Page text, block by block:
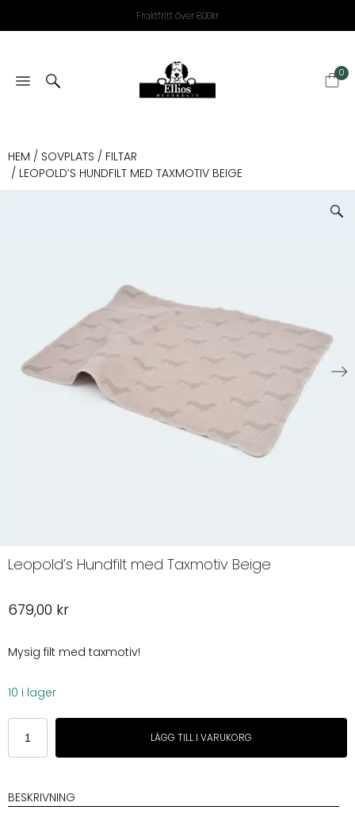
Fraktfritt över 800kr
0
HEM / SOVPLATS / FILTAR
/ LEOPOLD’S HUNDFILT MED TAXMOTIV BEIGE
Leopold’s Hundfilt med Taxmotiv Beige
679,00 kr
Mysig filt med taxmotiv!
10 i lager
Leopold's
Hundfilt
med
Beige
mängd
LÄGG TILL I VARUKORG
BESKRIVNING